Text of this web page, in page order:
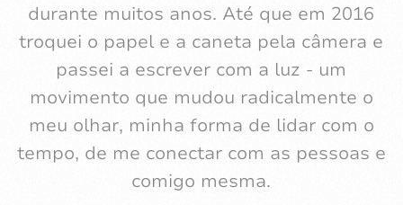
comigo mesma.
Desde então, já tive a sorte de registrar
dezenas de histórias maravilhosas -
casamentos, gestações, nascimentos,
batizados, bodas e aniversários. E nos
últimos anos venho me dedicando
também à produção de conteúdo para